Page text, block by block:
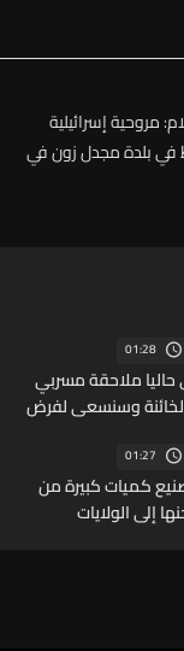
مروحية إسرائيلية
بلدة مجدل زون في
01:28
حاليا ملاحقة مسربي
وسنسعى لفرض
01:27
كميات كبيرة من
إلى الولايات